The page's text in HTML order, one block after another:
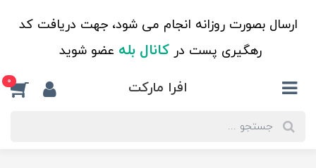
ارسال بصورت روزانه انجام می شود، جهت دریافت کد
رهگیری پست درکانال بله عضو شوید
افرا مارکت 0